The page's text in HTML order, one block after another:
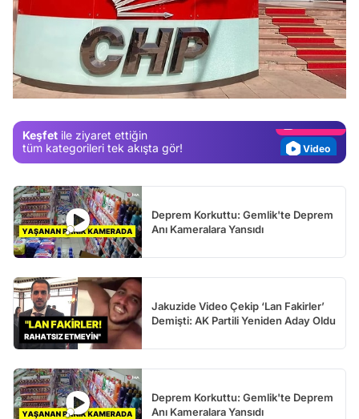
Keşfet ile ziyaret ettiğin
tüm kategorileri tek akışta gör!
Video
Test
Gündem
Video
Deprem Korkuttu: Gemlik'te Deprem
Anı Kameralara Yansıdı
Jakuzide Video Çekip ‘Lan Fakirler’
Demişti: AK Partili Yeniden Aday Oldu
Deprem Korkuttu: Gemlik'te Deprem
Anı Kameralara Yansıdı